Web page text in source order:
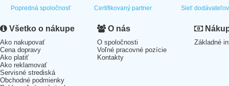
Popredná spoločnosť Certifikovaný partner Sieť dodávateľov
Všetko o nákupe
Ako nakupovať
Cena dopravy
Ako platiť
Ako reklamovať
Servisné strediská
Obchodné podmienky
O nás
O spoločnosti
Voľné pracovné pozície
Kontakty
Základné